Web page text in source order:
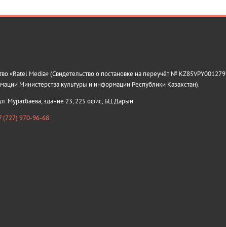
«Ratel Media» (Свидетельство о постановке на переучёт №
Министерства культуры и информации Республики Казахстан).
Муратбаева, здание 23, 225 офис, БЦ Дарын
(727) 970-96-68